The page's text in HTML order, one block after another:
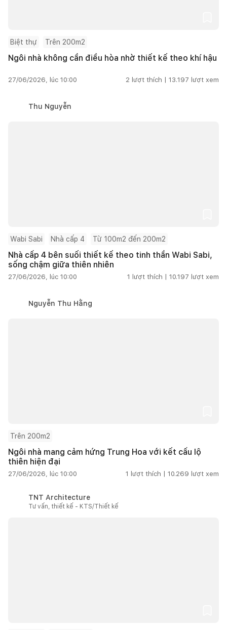
Biệt thự Trên 200m2
Ngôi nhà không cần điều hòa nhờ thiết kế theo khí hậu
27/06/2026, lúc 10:00 2 lượt thích | 13.197 lượt xem
Thu Nguyễn
Wabi Sabi Nhà cấp 4 Từ 100m2 đến 200m2
Nhà cấp 4 bên suối thiết kế theo tinh thần Wabi Sabi,
sống chậm giữa thiên nhiên
27/06/2026, lúc 10:00 1 lượt thích | 10.197 lượt xem
Nguyễn Thu Hằng
Trên 200m2
Ngôi nhà mang cảm hứng Trung Hoa với kết cấu lộ
thiên hiện đại
27/06/2026, lúc 10:00 1 lượt thích | 10.269 lượt xem
TNT Architecture
Tư vấn, thiết kế - KTS/Thiết kế